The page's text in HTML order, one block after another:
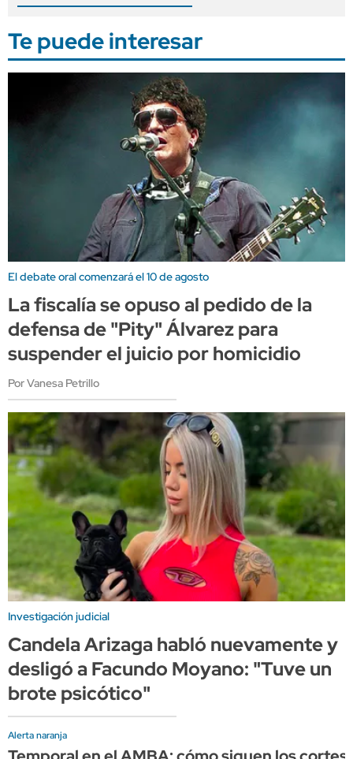
Te puede interesar
El debate oral comenzará el 10 de agosto
La fiscalía se opuso al pedido de la
defensa de "Pity" Álvarez para
suspender el juicio por homicidio
Por Vanesa Petrillo
Investigación judicial
Candela Arizaga habló nuevamente y
desligó a Facundo Moyano: "Tuve un
brote psicótico"
Alerta naranja